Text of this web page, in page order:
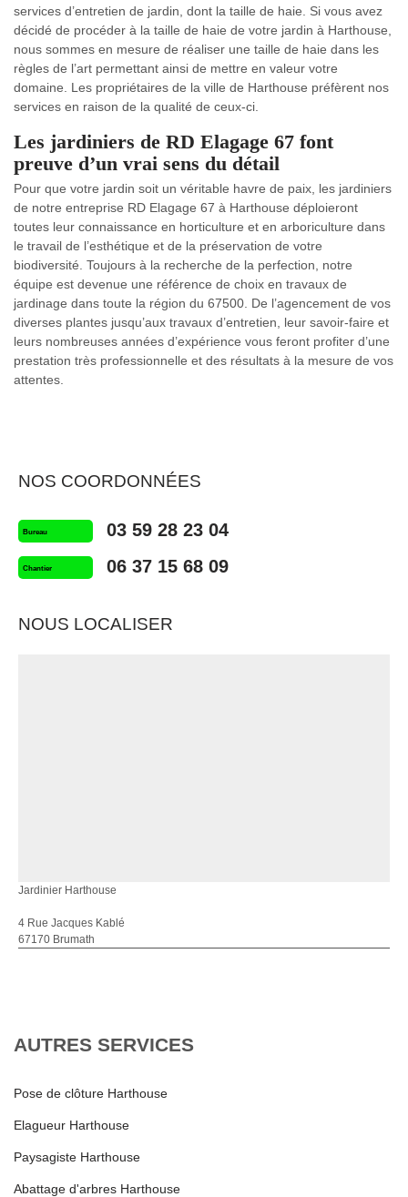
services d’entretien de jardin, dont la taille de haie. Si vous avez
décidé de procéder à la taille de haie de votre jardin à Harthouse,
nous sommes en mesure de réaliser une taille de haie dans les
règles de l’art permettant ainsi de mettre en valeur votre
domaine. Les propriétaires de la ville de Harthouse préfèrent nos
services en raison de la qualité de ceux-ci.
Les jardiniers de RD Elagage 67 font
preuve d’un vrai sens du détail
Pour que votre jardin soit un véritable havre de paix, les jardiniers
de notre entreprise RD Elagage 67 à Harthouse déploieront
toutes leur connaissance en horticulture et en arboriculture dans
le travail de l’esthétique et de la préservation de votre
biodiversité. Toujours à la recherche de la perfection, notre
équipe est devenue une référence de choix en travaux de
jardinage dans toute la région du 67500. De l’agencement de vos
diverses plantes jusqu’aux travaux d’entretien, leur savoir-faire et
leurs nombreuses années d’expérience vous feront profiter d’une
prestation très professionnelle et des résultats à la mesure de vos
attentes.
NOS COORDONNÉES
Bureau 03 59 28 23 04
Chantier 06 37 15 68 09
NOUS LOCALISER
Jardinier Harthouse
4 Rue Jacques Kablé
67170 Brumath
AUTRES SERVICES
Pose de clôture Harthouse
Elagueur Harthouse
Paysagiste Harthouse
Abattage d'arbres Harthouse